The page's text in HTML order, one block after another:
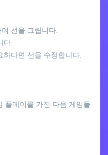
선을 그립니다.
다.
다면 선을 수정합니다.
플레이를 가진 다음 게임들